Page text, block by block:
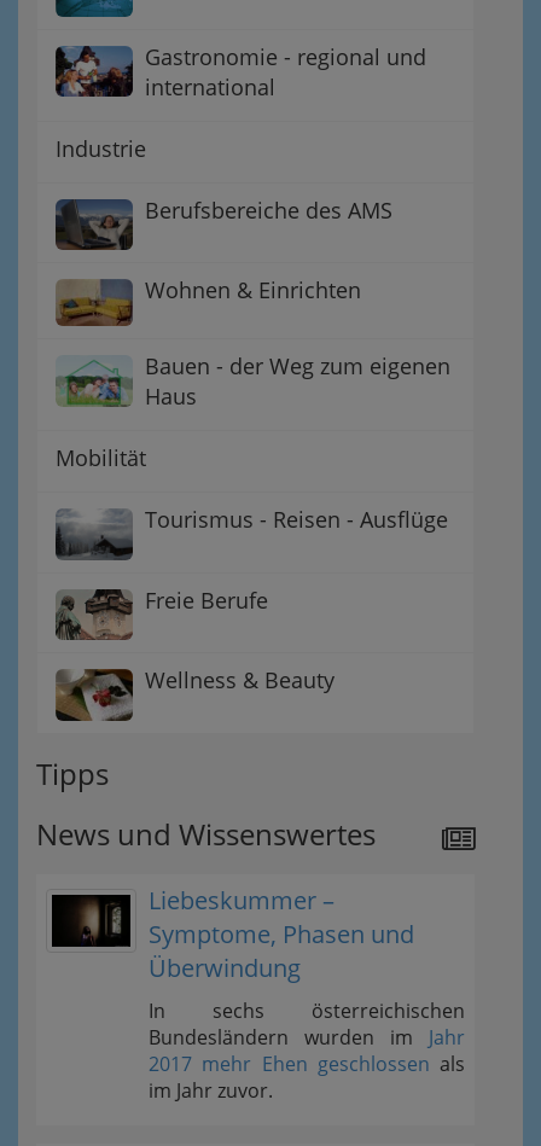
Gastronomie - regional und
international
Industrie
Berufsbereiche des AMS
Wohnen & Einrichten
Bauen - der Weg zum eigenen
Haus
Mobilität
Tourismus - Reisen - Ausflüge
Freie Berufe
Wellness & Beauty
Tipps
News und Wissenswertes
Liebeskummer –
Symptome, Phasen und
Überwindung
In sechs österreichischen
Bundesländern wurden im Jahr
2017 mehr Ehen geschlossen als
im Jahr zuvor.